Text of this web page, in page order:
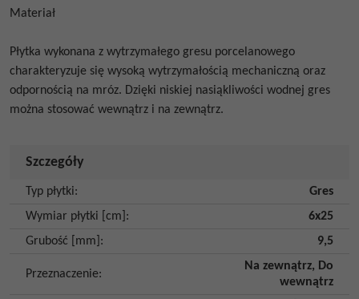
Materiał
Płytka wykonana z wytrzymałego gresu porcelanowego
charakteryzuje się wysoką wytrzymałością mechaniczną oraz
odpornością na mróz. Dzięki niskiej nasiąkliwości wodnej gres
można stosować wewnątrz i na zewnątrz.
Szczegóły
Typ płytki:
Gres
Wymiar płytki [cm] :
6x25
Grubość [mm] : 9,5
Przeznaczenie:
Na zewnątrz, Do
wewnątrz